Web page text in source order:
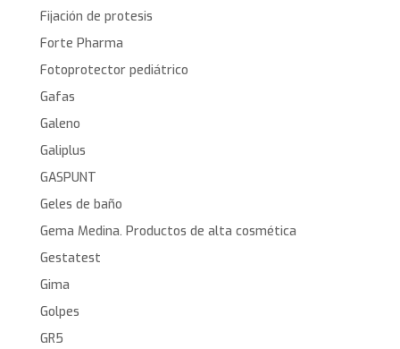
Fijación de protesis
Forte Pharma
Fotoprotector pediátrico
Gafas
Galeno
Galiplus
GASPUNT
Geles de baño
Gema Medina. Productos de alta cosmética
Gestatest
Gima
Golpes
GR5